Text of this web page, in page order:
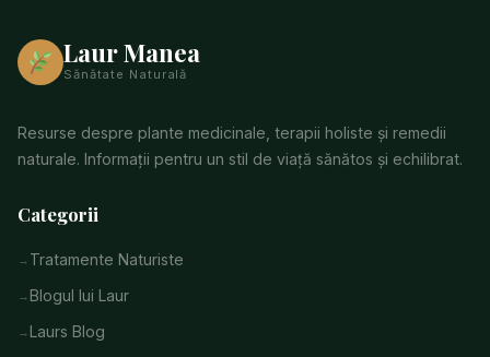
Laur Manea
Sănătate Naturală
Resurse despre plante medicinale, terapii holiste și remedii
naturale. Informații pentru un stil de viață sănătos și echilibrat.
Categorii
Tratamente Naturiste
Blogul lui Laur
Laurs Blog